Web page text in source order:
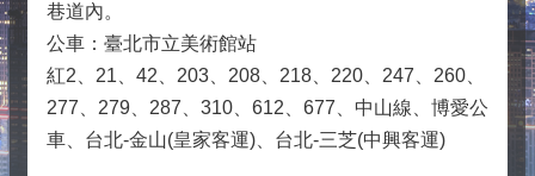
巷道內。
公車：臺北市立美術館站
紅2、21、42、203、208、218、220、247、260、
277、279、287、310、612、677、中山線、博愛公
車、台北-金山(皇家客運)、台北-三芝(中興客運)